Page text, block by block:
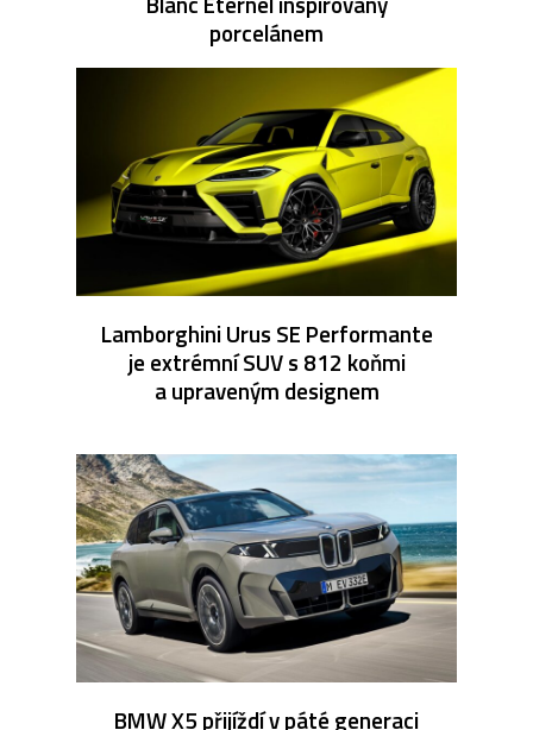
porcelánem
Lamborghini Urus SE Performante
je extrémní SUV s 812 koňmi
a upraveným designem
BMW X5 přijíždí v páté generaci